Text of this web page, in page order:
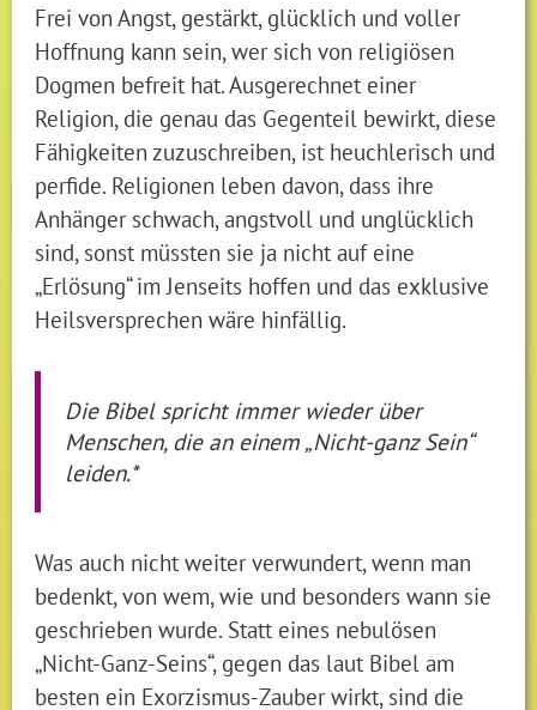
Frei von Angst, gestärkt, glücklich und voller
Hoffnung kann sein, wer sich von religiösen
Dogmen befreit hat. Ausgerechnet einer
Religion, die genau das Gegenteil bewirkt, diese
Fähigkeiten zuzuschreiben, ist heuchlerisch und
perfide. Religionen leben davon, dass ihre
Anhänger schwach, angstvoll und unglücklich
sind, sonst müssten sie ja nicht auf eine
„Erlösung“ im Jenseits hoffen und das exklusive
Heilsversprechen wäre hinfällig.
Die Bibel spricht immer wieder über
Menschen, die an einem „Nicht-ganz Sein“
leiden.*
Was auch nicht weiter verwundert, wenn man
bedenkt, von wem, wie und besonders wann sie
geschrieben wurde. Statt eines nebulösen
„Nicht-Ganz-Seins“, gegen das laut Bibel am
besten ein Exorzismus-Zauber wirkt, sind die